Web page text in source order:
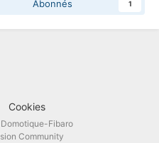
Abonnés 1
Cookies
Fibaro
Community